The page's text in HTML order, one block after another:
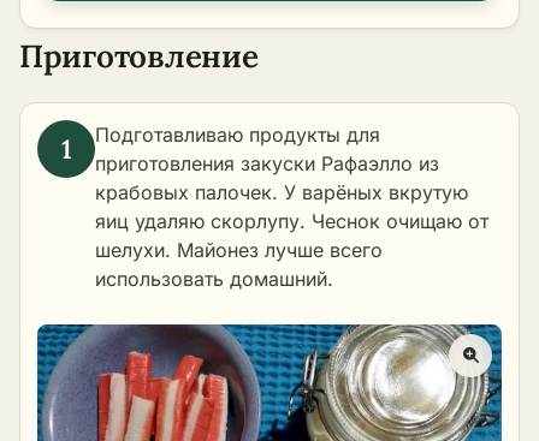
Приготовление
Подготавливаю продукты для
приготовления закуски Рафаэлло из
крабовых палочек. У варёных вкрутую
яиц удаляю скорлупу. Чеснок очищаю от
шелухи. Майонез лучше всего
использовать домашний.